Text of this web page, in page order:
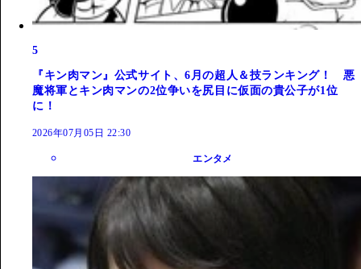
5
『キン肉マン』公式サイト、6月の超人＆技ランキング！ 悪
魔将軍とキン肉マンの2位争いを尻目に仮面の貴公子が1位
に！
2026年07月05日 22:30
エンタメ